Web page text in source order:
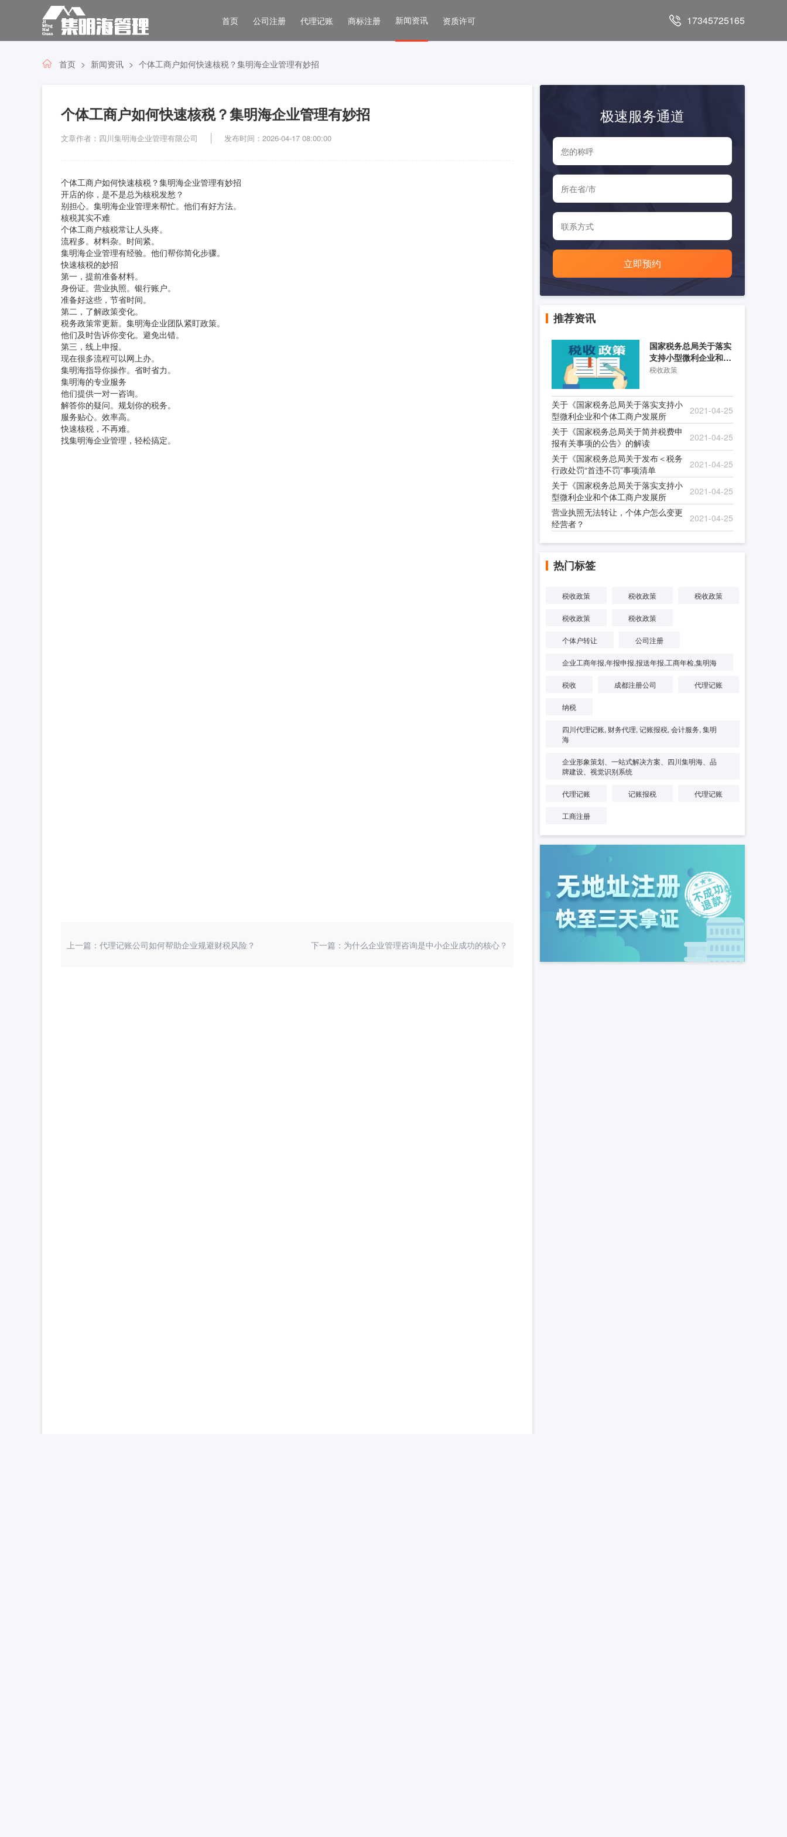
首页 公司注册 代理记账 商标注册 新闻资讯 资质许可 17345725165
首页 新闻资讯 个体工商户如何快速核税？集明海企业管理有妙招
个体工商户如何快速核税？集明海企业管理有妙招
文章作者：四川集明海企业管理有限公司 发布时间：2026-04-17 08:00:00
个体工商户如何快速核税？集明海企业管理有妙招
开店的你，是不是总为核税发愁？
别担心。集明海企业管理来帮忙。他们有好方法。
核税其实不难
个体工商户核税常让人头疼。
流程多。材料杂。时间紧。
集明海企业管理有经验。他们帮你简化步骤。
快速核税的妙招
第一，提前准备材料。
身份证。营业执照。银行账户。
准备好这些，节省时间。
第二，了解政策变化。
税务政策常更新。集明海企业团队紧盯政策。
他们及时告诉你变化。避免出错。
第三，线上申报。
现在很多流程可以网上办。
集明海指导你操作。省时省力。
集明海的专业服务
他们提供一对一咨询。
解答你的疑问。规划你的税务。
服务贴心。效率高。
快速核税，不再难。
找集明海企业管理，轻松搞定。
上一篇：代理记账公司如何帮助企业规避财税风险？ 下一篇：为什么企业管理咨询是中小企业成功的核心？
极速服务通道
立即预约
推荐资讯
国家税务总局关于落实
支持小型微利企业和个
体工商户发展所得税优
税收政策
关于《国家税务总局关于落实支持小
型微利企业和个体工商户发展所
2021-04-25
关于《国家税务总局关于简并税费申
报有关事项的公告》的解读
2021-04-25
关于《国家税务总局关于发布＜税务
行政处罚“首违不罚”事项清单
2021-04-25
关于《国家税务总局关于落实支持小
型微利企业和个体工商户发展所
2021-04-25
营业执照无法转让，个体户怎么变更
经营者？
2021-04-25
热门标签
税收政策 税收政策 税收政策
税收政策 税收政策
个体户转让 公司注册
企业工商年报,年报申报,报送年报,工商年检,集明海
税收 成都注册公司 代理记账
纳税
四川代理记账, 财务代理, 记账报税, 会计服务, 集明
海
企业形象策划、一站式解决方案、四川集明海、品
牌建设、视觉识别系统
代理记账 记账报税 代理记账
工商注册